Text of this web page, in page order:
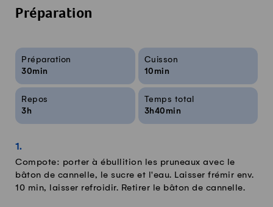
Préparation
Infos sur la recette
Préparation
30min
Cuisson
10min
Repos
3h
Temps total
3h40min
Compote: porter à ébullition les pruneaux avec le
bâton de cannelle, le sucre et l'eau. Laisser frémir env.
10 min, laisser refroidir. Retirer le bâton de cannelle.